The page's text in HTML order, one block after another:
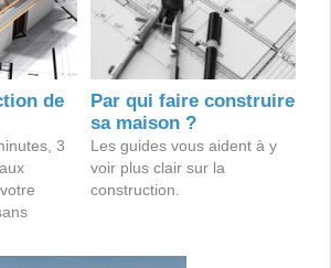
de
3
Par qui faire construire
sa maison ?
Les guides vous aident à y
voir plus clair sur la
construction.